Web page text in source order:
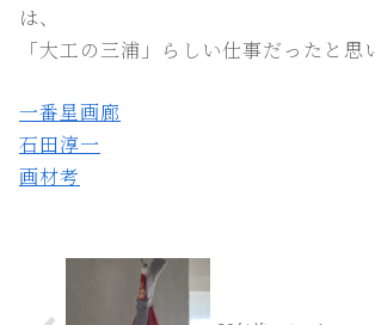
は、
「大工の三浦」らしい仕事だったと思
一番星画廊
石田淳一
画材考